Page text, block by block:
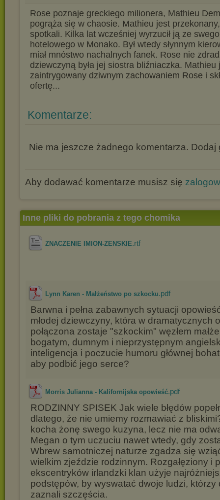
Rose poznaje greckiego milionera, Mathieu
pogrąża się w chaosie. Mathieu jest
spotkali. Kilka lat wcześniej wyrzucił ją ze
hotelowego w Monako. Był wtedy słynnym
miał mnóstwo nachalnych fanek. Rose nie
dziewczyną była jej siostra bliźniaczka. Mathieu
zaintrygowany dziwnym zachowaniem Rose i
ofertę...
Komentarze:
Nie ma jeszcze żadnego komentarza. Dodaj
Aby dodawać komentarze musisz się
Inne pliki do pobrania z tego chomika
ZNACZENIE IMION-ZENSKIE.rtf
Lynn Karen - Małżeństwo po szkocku.pdf
Barwna i pełna zabawnych sytuacji
młodej dziewczyny, która w dramatycznych
połączona zostaje "szkockim" węzłem
bogatym, dumnym i nieprzystępnym
inteligencja i poczucie humoru głównej
aby podbić jego serce?
Morris Julianna - Kalifornijska opowieść.pdf
RODZINNY SPISEK Jak wiele błędów
dlatego, że nie umiemy rozmawiać z
kocha żonę swego kuzyna, lecz nie ma
Megan o tym uczuciu nawet wtedy, gdy
Wbrew samotniczej naturze zgadza się
wielkim zjeździe rodzinnym. Rozgałęziony i
ekscentryków irlandzki klan użyje
podstępów, by wyswatać dwoje ludzi, którzy
zaznali szczęścia.